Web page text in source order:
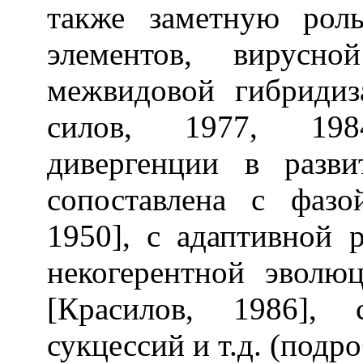
также заметную
элементов,
межвидовой
силов, 1977,
дивергенции в
сопоставлена с
1950], с адаптивной
некогерентной
[Красилов, 1986],
сукцессий и т.д.